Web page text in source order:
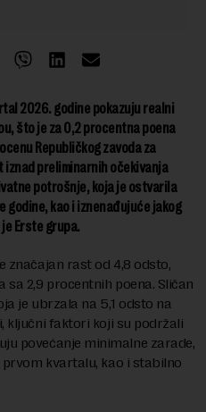
2026. godine pokazuju realni
što je za 0,2 procentna poena
Republičkog zavoda za
preliminarnih očekivanja
potrošnje, koja je ostvarila
godine, kao i iznenađujuće jakog
Erste grupa.
značajan rast od 4,8 odsto,
2,9 procentnih poena. Sličan
je ubrzala na 5,1 odsto na
ključni faktori koji su podržali
povećanje minimalne zarade,
kvartalu, kao i stabilno